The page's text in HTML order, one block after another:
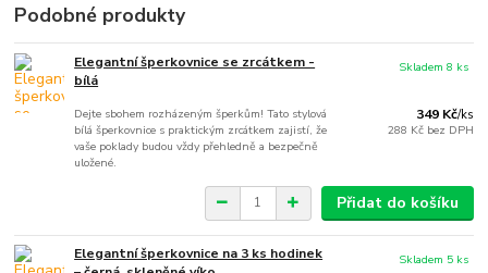
Podobné produkty
Elegantní šperkovnice se zrcátkem -
bílá
Dejte sbohem rozházeným šperkům! Tato stylová
bílá šperkovnice s praktickým zrcátkem zajistí, že
vaše poklady budou vždy přehledně a bezpečně
uložené.
349 Kč/ks
288 Kč bez DPH
Skladem 8 ks
Přidat do košíku
Elegantní šperkovnice na 3 ks hodinek
Skladem 5 ks